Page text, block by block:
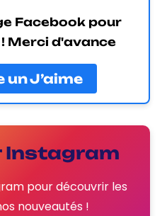
Facebook pour
Merci d'avance
un J’aime
Instagram
pour découvrir les
nouveautés !